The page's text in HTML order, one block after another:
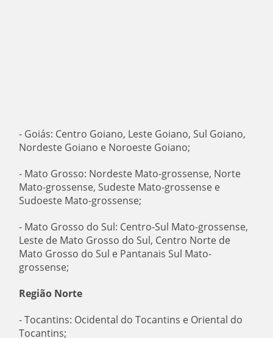
- Goiás: Centro Goiano, Leste Goiano, Sul Goiano,
Nordeste Goiano e Noroeste Goiano;
- Mato Grosso: Nordeste Mato-grossense, Norte
Mato-grossense, Sudeste Mato-grossense e
Sudoeste Mato-grossense;
- Mato Grosso do Sul: Centro-Sul Mato-grossense,
Leste de Mato Grosso do Sul, Centro Norte de
Mato Grosso do Sul e Pantanais Sul Mato-
grossense;
Região Norte
- Tocantins: Ocidental do Tocantins e Oriental do
Tocantins;